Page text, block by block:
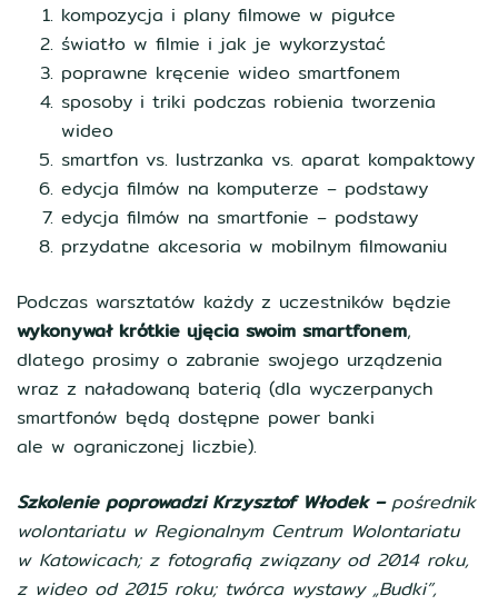
kompozycja i plany filmowe w pigułce
światło w filmie i jak je wykorzystać
poprawne kręcenie wideo smartfonem
sposoby i triki podczas robienia tworzenia
wideo
smartfon vs. lustrzanka vs. aparat kompaktowy
edycja filmów na komputerze – podstawy
edycja filmów na smartfonie – podstawy
przydatne akcesoria w mobilnym filmowaniu
Podczas warsztatów każdy z uczestników będzie
wykonywał krótkie ujęcia swoim smartfonem,
dlatego prosimy o zabranie swojego urządzenia
wraz z naładowaną baterią (dla wyczerpanych
smartfonów będą dostępne power banki
ale w ograniczonej liczbie).
Szkolenie poprowadzi Krzysztof Włodek –pośrednik
wolontariatu w Regionalnym Centrum Wolontariatu
w Katowicach; z fotografią związany od 2014 roku,
z wideo od 2015 roku; twórca wystawy „Budki”,